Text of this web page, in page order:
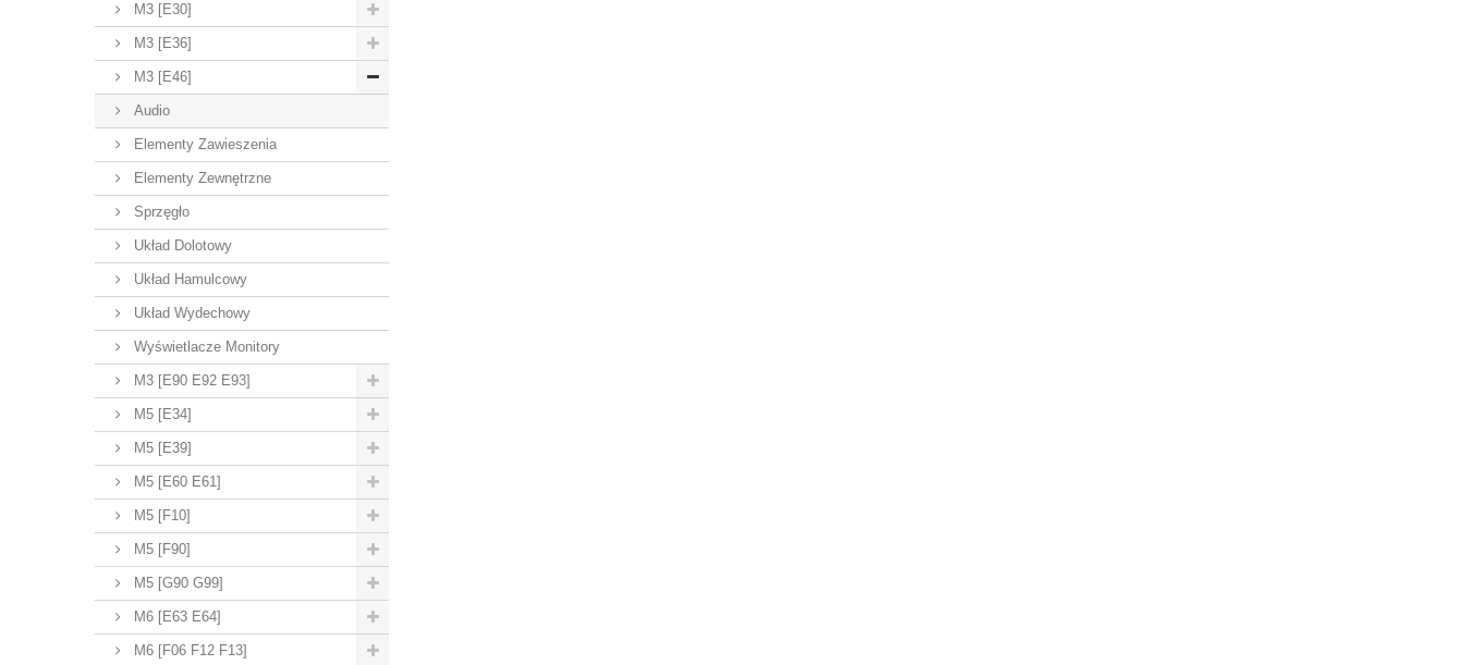
M3 [E30]
M3 [E36]
M3 [E46]
Audio
Elementy Zawieszenia
Elementy Zewnętrzne
Sprzęgło
Układ Dolotowy
Układ Hamulcowy
Układ Wydechowy
Wyświetlacze Monitory
M3 [E90 E92 E93]
M5 [E34]
M5 [E39]
M5 [E60 E61]
M5 [F10]
M5 [F90]
M5 [G90 G99]
M6 [E63 E64]
M6 [F06 F12 F13]